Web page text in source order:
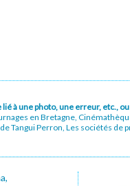
à une photo, une erreur, etc.,
en Bretagne,
Tangui Perron, Les sociétés de